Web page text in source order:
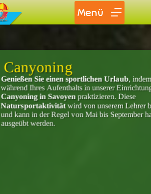
Menü
Canyoning
Genießen Sie einen sportlichen Urlaub,
während Ihres Aufenthalts in unserer
Canyoning in Savoyen praktizieren. Diese
Natursportaktivitätwird von unserem Lehrer
und kann in der Regel von Mai bis September
ausgeübt werden.